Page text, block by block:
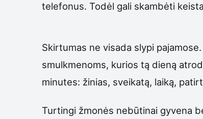
telefonus. Todėl gali skambėti
Skirtumas ne visada slypi
smulkmenoms, kurios tą dieną
minutes: žinias, sveikatą, laiką,
Turtingi žmonės nebūtinai gyvena